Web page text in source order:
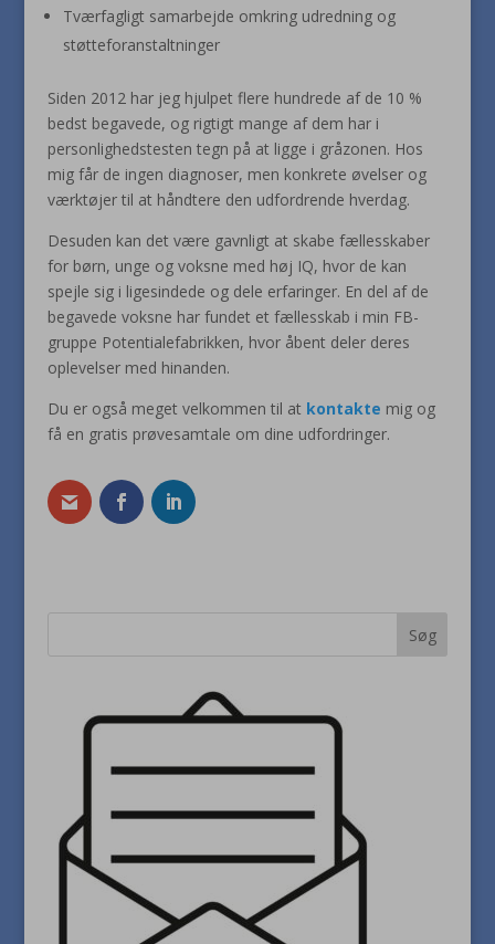
Tværfagligt samarbejde omkring udredning og
støtteforanstaltninger
Siden 2012 har jeg hjulpet flere hundrede af de 10 %
bedst begavede, og rigtigt mange af dem har i
personlighedstesten tegn på at ligge i gråzonen. Hos
mig får de ingen diagnoser, men konkrete øvelser og
værktøjer til at håndtere den udfordrende hverdag.
Desuden kan det være gavnligt at skabe fællesskaber
for børn, unge og voksne med høj IQ, hvor de kan
spejle sig i ligesindede og dele erfaringer. En del af de
begavede voksne har fundet et fællesskab i min FB-
gruppe Potentialefabrikken, hvor åbent deler deres
oplevelser med hinanden.
Du er også meget velkommen til at kontakte mig og
få en gratis prøvesamtale om dine udfordringer.